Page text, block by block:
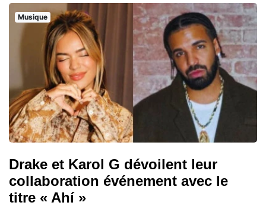
Musique
Drake et Karol G dévoilent leur
collaboration événement avec le
titre « Ahí »